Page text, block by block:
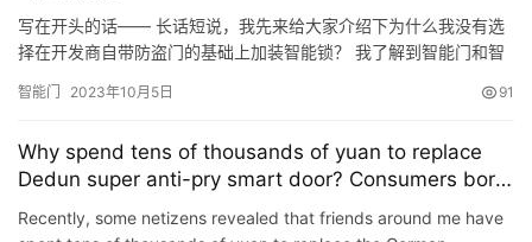
写在开头的话—— 长话短说，我先来给大家介绍下为什么我没有选
择在开发商自带防盗门的基础上加装智能锁？ 我了解到智能门和智
密码容易按错需要重来好几遍，功能也不及智能门完备，价格上配
浪费钱，还很折腾，所以决定一步到位换成一体化智能门。 其实门
选得…
智能门 2023年10月5日 91
Why spend tens of thousands of yuan to replace
Dedun super anti-pry smart door? Consumers born
in the 1990s gave pertinent answers
Recently, some netizens revealed that friends around me have